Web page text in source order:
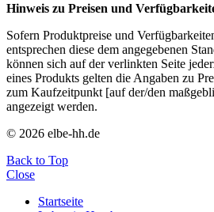
Hinweis zu Preisen und
Sofern Produktpreise und
entsprechen diese dem angegebenen
können sich auf der verlinkten Seite
eines Produkts gelten die Angaben zu
zum Kaufzeitpunkt [auf der/den
angezeigt werden.
© 2026 elbe-hh.de
Back to Top
Close
Startseite